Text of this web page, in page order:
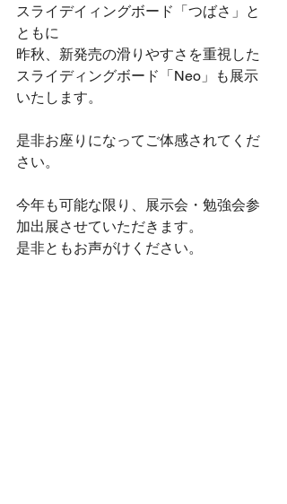
スライデイィングボード「つばさ」と
ともに
昨秋、新発売の滑りやすさを重視した
スライディングボード「Neo」も展示
いたします。
是非お座りになってご体感されてくだ
さい。
今年も可能な限り、展示会・勉強会参
加出展させていただきます。
是非ともお声がけください。